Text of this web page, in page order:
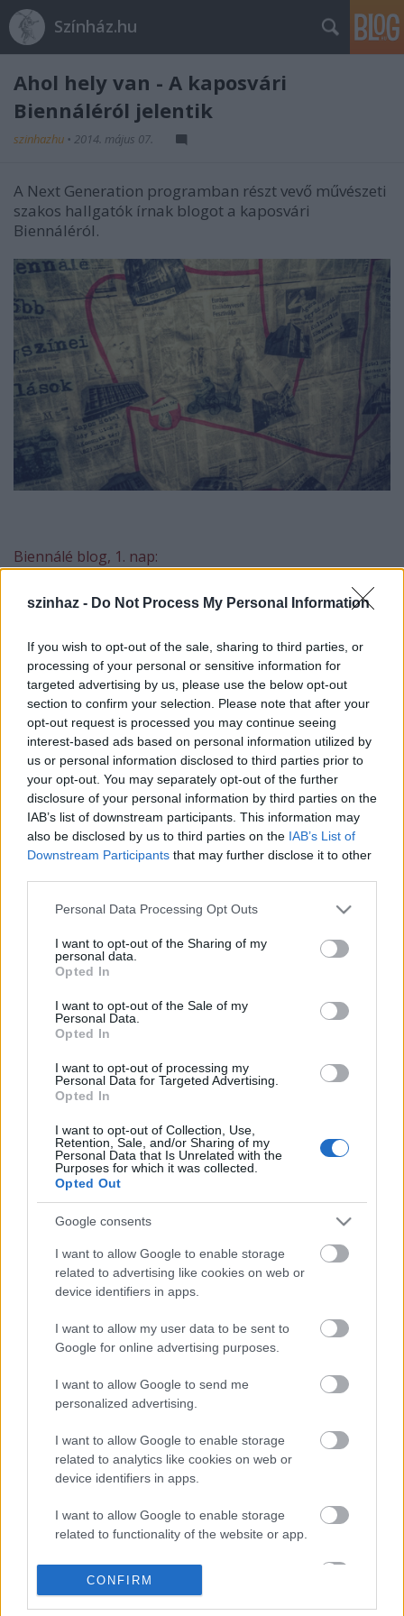
szinhaz - Do Not Process My Personal Information
If you wish to opt-out of the sale, sharing to third parties, or
processing of your personal or sensitive information for
targeted advertising by us, please use the below opt-out
section to confirm your selection. Please note that after your
opt-out request is processed you may continue seeing
interest-based ads based on personal information utilized by
us or personal information disclosed to third parties prior to
your opt-out. You may separately opt-out of the further
disclosure of your personal information by third parties on the
IAB’s list of downstream participants. This information may
also be disclosed by us to third parties on the IAB’s List of
Downstream Participants that may further disclose it to other
Please note that this website/app uses one or more Google
not limited to your visit or usage behaviour. You may click to
grant or deny consent to Google and its third-party tags to
use your data for below specified purposes in below Google
consent section.
Personal Data Processing Opt Outs
I want to opt-out of the Sharing of my
personal data.
Opted In
I want to opt-out of the Sale of my
Personal Data.
Opted In
I want to opt-out of processing my
Personal Data for Targeted Advertising.
Opted In
I want to opt-out of Collection, Use,
Retention, Sale, and/or Sharing of my
Personal Data that Is Unrelated with the
Purposes for which it was collected.
Opted Out
Google consents
I want to allow Google to enable storage
related to advertising like cookies on web or
device identifiers in apps.
I want to allow my user data to be sent to
Google for online advertising purposes.
I want to allow Google to send me
personalized advertising.
I want to allow Google to enable storage
related to analytics like cookies on web or
device identifiers in apps.
I want to allow Google to enable storage
related to functionality of the website or app.
I want to allow Google to enable storage
CONFIRM
Színház.hu
Ahol hely van - A kaposvári
Biennáléról jelentik
szinhazhu • 2014. május 07.
A Next Generation programban részt vevő művészeti
szakos hallgatók írnak blogot a kaposvári
Biennáléról.
Biennálé blog, 1. nap:
Amikor az ember színházi büfében – leánykori
sokára tud csak szabadulni attól a rendkívül
nyomasztó érzéstől, hogy rossz helyen áll. Ül. Van. És
rossz pohárból iszik és rossz italt. Mertvalakinek
helyén és mertvalakineka poharából és mert
valakineka, mondjuk, kávéját. Így van ez mindig,
mindenkor és mindenütt, szabályt erősítő kivétel
nincsen.
Hacsak nem a kaposvári színház büféje – leánykori
nevén: színésztársalgó – az idén májusban, a
most minden újságpapír: hajók, csákók,
lámpaernyők, kisebb és nagyobb ezek és azok
mindenfelé – átalakult, megváltozott, megfrissült,
ami átalakulhatott, megváltozhatott,
megfrissülhetett. A kaposvári színház nem helyet ad
a biennálénak, hanem otthont. Vendégotthon a
kaposvári büfé, a kaposvári színház, a kaposvári Fő
utca: a magyar gyerek- és ifjúsági színházak
vendégotthona. Harmadnapja élvezzük.
Cserébe nézünk és figyelünk, naplót írunk és
szakmailag beszélgetünk, felolvasószínházat
csinálunk és ott vagyunk mindenhol – ahol hely van.
Mi, színművészetisek, Budapestről, Kolozsvárról,
Marosvásárhelyről.A feladatok komolyak. Mi szépek
vagyunk és okosak. Van egy kis humorunk is. A hangulat
A blog itt olvasható.
Ajánlott bejegyzések: